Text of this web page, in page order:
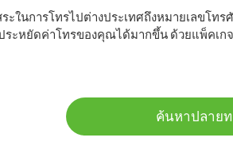
ในการโทรไปต่างประเทศถึงหมายเลขโ
ะหยัดค่าโทรของคุณได้มากขึ้น ด้วยแพ็คเก
ค้นหาปลาย